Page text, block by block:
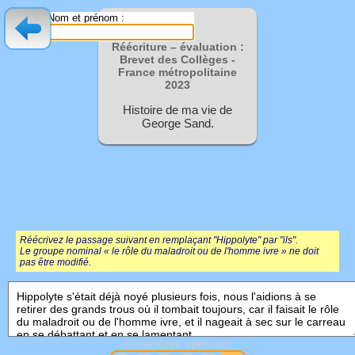
Nom et prénom :
Réécriture – évaluation :
Brevet des Collèges -
France métropolitaine
2023
Histoire de ma vie de
George Sand.
Réécrivez le passage suivant en remplaçant "Hippolyte" par "ils".
Le groupe nominal « le rôle du maladroit ou de l'homme ivre » ne doit
pas être modifié.
Caractères spéciaux